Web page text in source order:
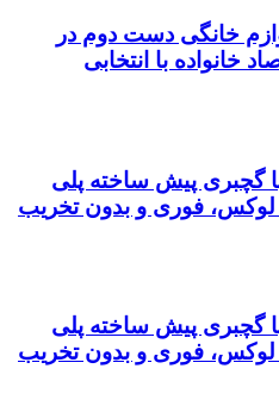
خانگی دست دوم در
خانواده با انتخابی
با گچبری پیش ساخته پلی
لوکس، فوری و بدون تخریب
با گچبری پیش ساخته پلی
لوکس، فوری و بدون تخریب